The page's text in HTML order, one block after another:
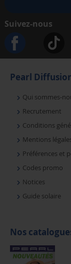
Suivez-nous
Pearl
Qui sommes-
Recrutement
Conditions
Mentions
Préférences et
Codes promo
Notices
Guide solaire
Nos